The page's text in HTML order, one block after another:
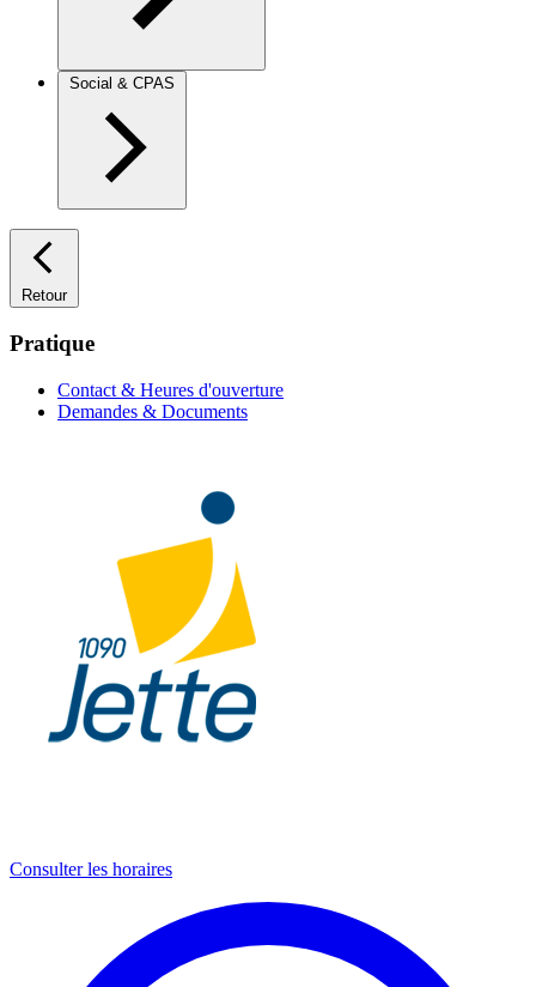
Social & CPAS
Retour
Pratique
Contact & Heures d'ouverture
Demandes & Documents
Consulter les horaires